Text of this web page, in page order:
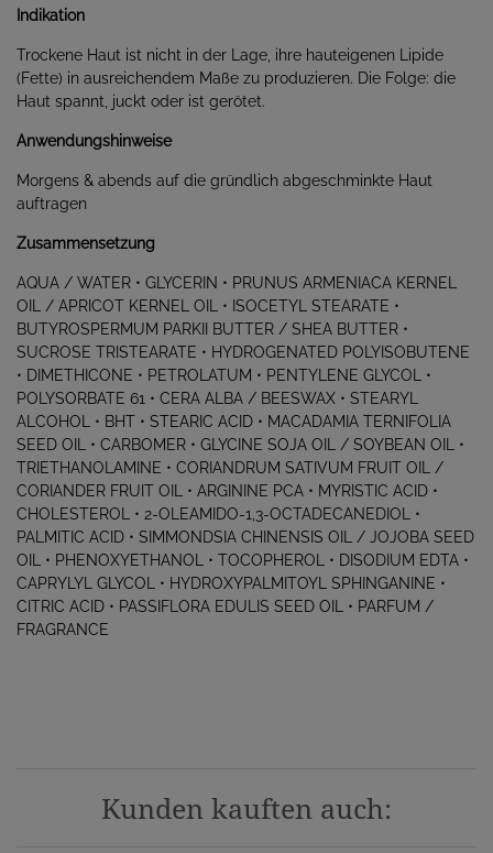
Indikation
Trockene Haut ist nicht in der Lage, ihre hauteigenen Lipide
(Fette) in ausreichendem Maße zu produzieren. Die Folge: die
Haut spannt, juckt oder ist gerötet.
Anwendungshinweise
Morgens & abends auf die gründlich abgeschminkte Haut
auftragen
Zusammensetzung
AQUA / WATER • GLYCERIN • PRUNUS ARMENIACA KERNEL
OIL / APRICOT KERNEL OIL • ISOCETYL STEARATE •
BUTYROSPERMUM PARKII BUTTER / SHEA BUTTER •
SUCROSE TRISTEARATE • HYDROGENATED POLYISOBUTENE
• DIMETHICONE • PETROLATUM • PENTYLENE GLYCOL •
POLYSORBATE 61 • CERA ALBA / BEESWAX • STEARYL
ALCOHOL • BHT • STEARIC ACID • MACADAMIA TERNIFOLIA
SEED OIL • CARBOMER • GLYCINE SOJA OIL / SOYBEAN OIL •
TRIETHANOLAMINE • CORIANDRUM SATIVUM FRUIT OIL /
CORIANDER FRUIT OIL • ARGININE PCA • MYRISTIC ACID •
CHOLESTEROL • 2-OLEAMIDO-1,3-OCTADECANEDIOL •
PALMITIC ACID • SIMMONDSIA CHINENSIS OIL / JOJOBA SEED
OIL • PHENOXYETHANOL • TOCOPHEROL • DISODIUM EDTA •
CAPRYLYL GLYCOL • HYDROXYPALMITOYL SPHINGANINE •
CITRIC ACID • PASSIFLORA EDULIS SEED OIL • PARFUM /
FRAGRANCE
Kunden kauften auch: